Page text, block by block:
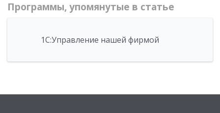
Программы, упомянутые в статье
1С:Управление нашей фирмой